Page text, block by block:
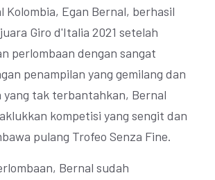
Kolombia, Egan Bernal, berhasil
Giro d'Italia 2021 setelah
perlombaan dengan sangat
penampilan yang gemilang dan
yang tak terbantahkan, Bernal
kompetisi yang sengit dan
pulang Trofeo Senza Fine.
Bernal sudah